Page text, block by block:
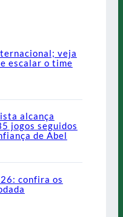
veja
escalar o time
alcança
jogos seguidos
de Abel
confira os